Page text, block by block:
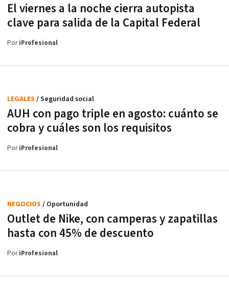
El viernes a la noche cierra autopista
clave para salida de la Capital Federal
PoriProfesional
AUH con pago triple en agosto: cuánto se
cobra y cuáles son los requisitos
LEGALES / Seguridad social
PoriProfesional
Outlet de Nike, con camperas y zapatillas
hasta con 45% de descuento
NEGOCIOS / Oportunidad
PoriProfesional